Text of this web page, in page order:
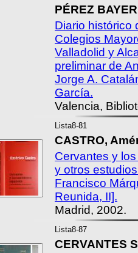
PÉREZ
Diario histórico
Colegios
Valladolid y
preliminar de
Jorge A.
García.
Valencia,
Lista8-81
CASTRO,
Cervantes y
y otros
Francisco
Reunida, II].
Madrid, 2002.
Lista8-87
CERVANTES